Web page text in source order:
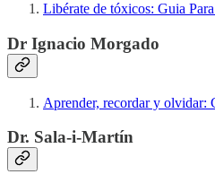
Libérate de tóxicos: Guia
Dr Ignacio Morgado
Aprender, recordar y olvidar:
Dr. Sala-i-Martín